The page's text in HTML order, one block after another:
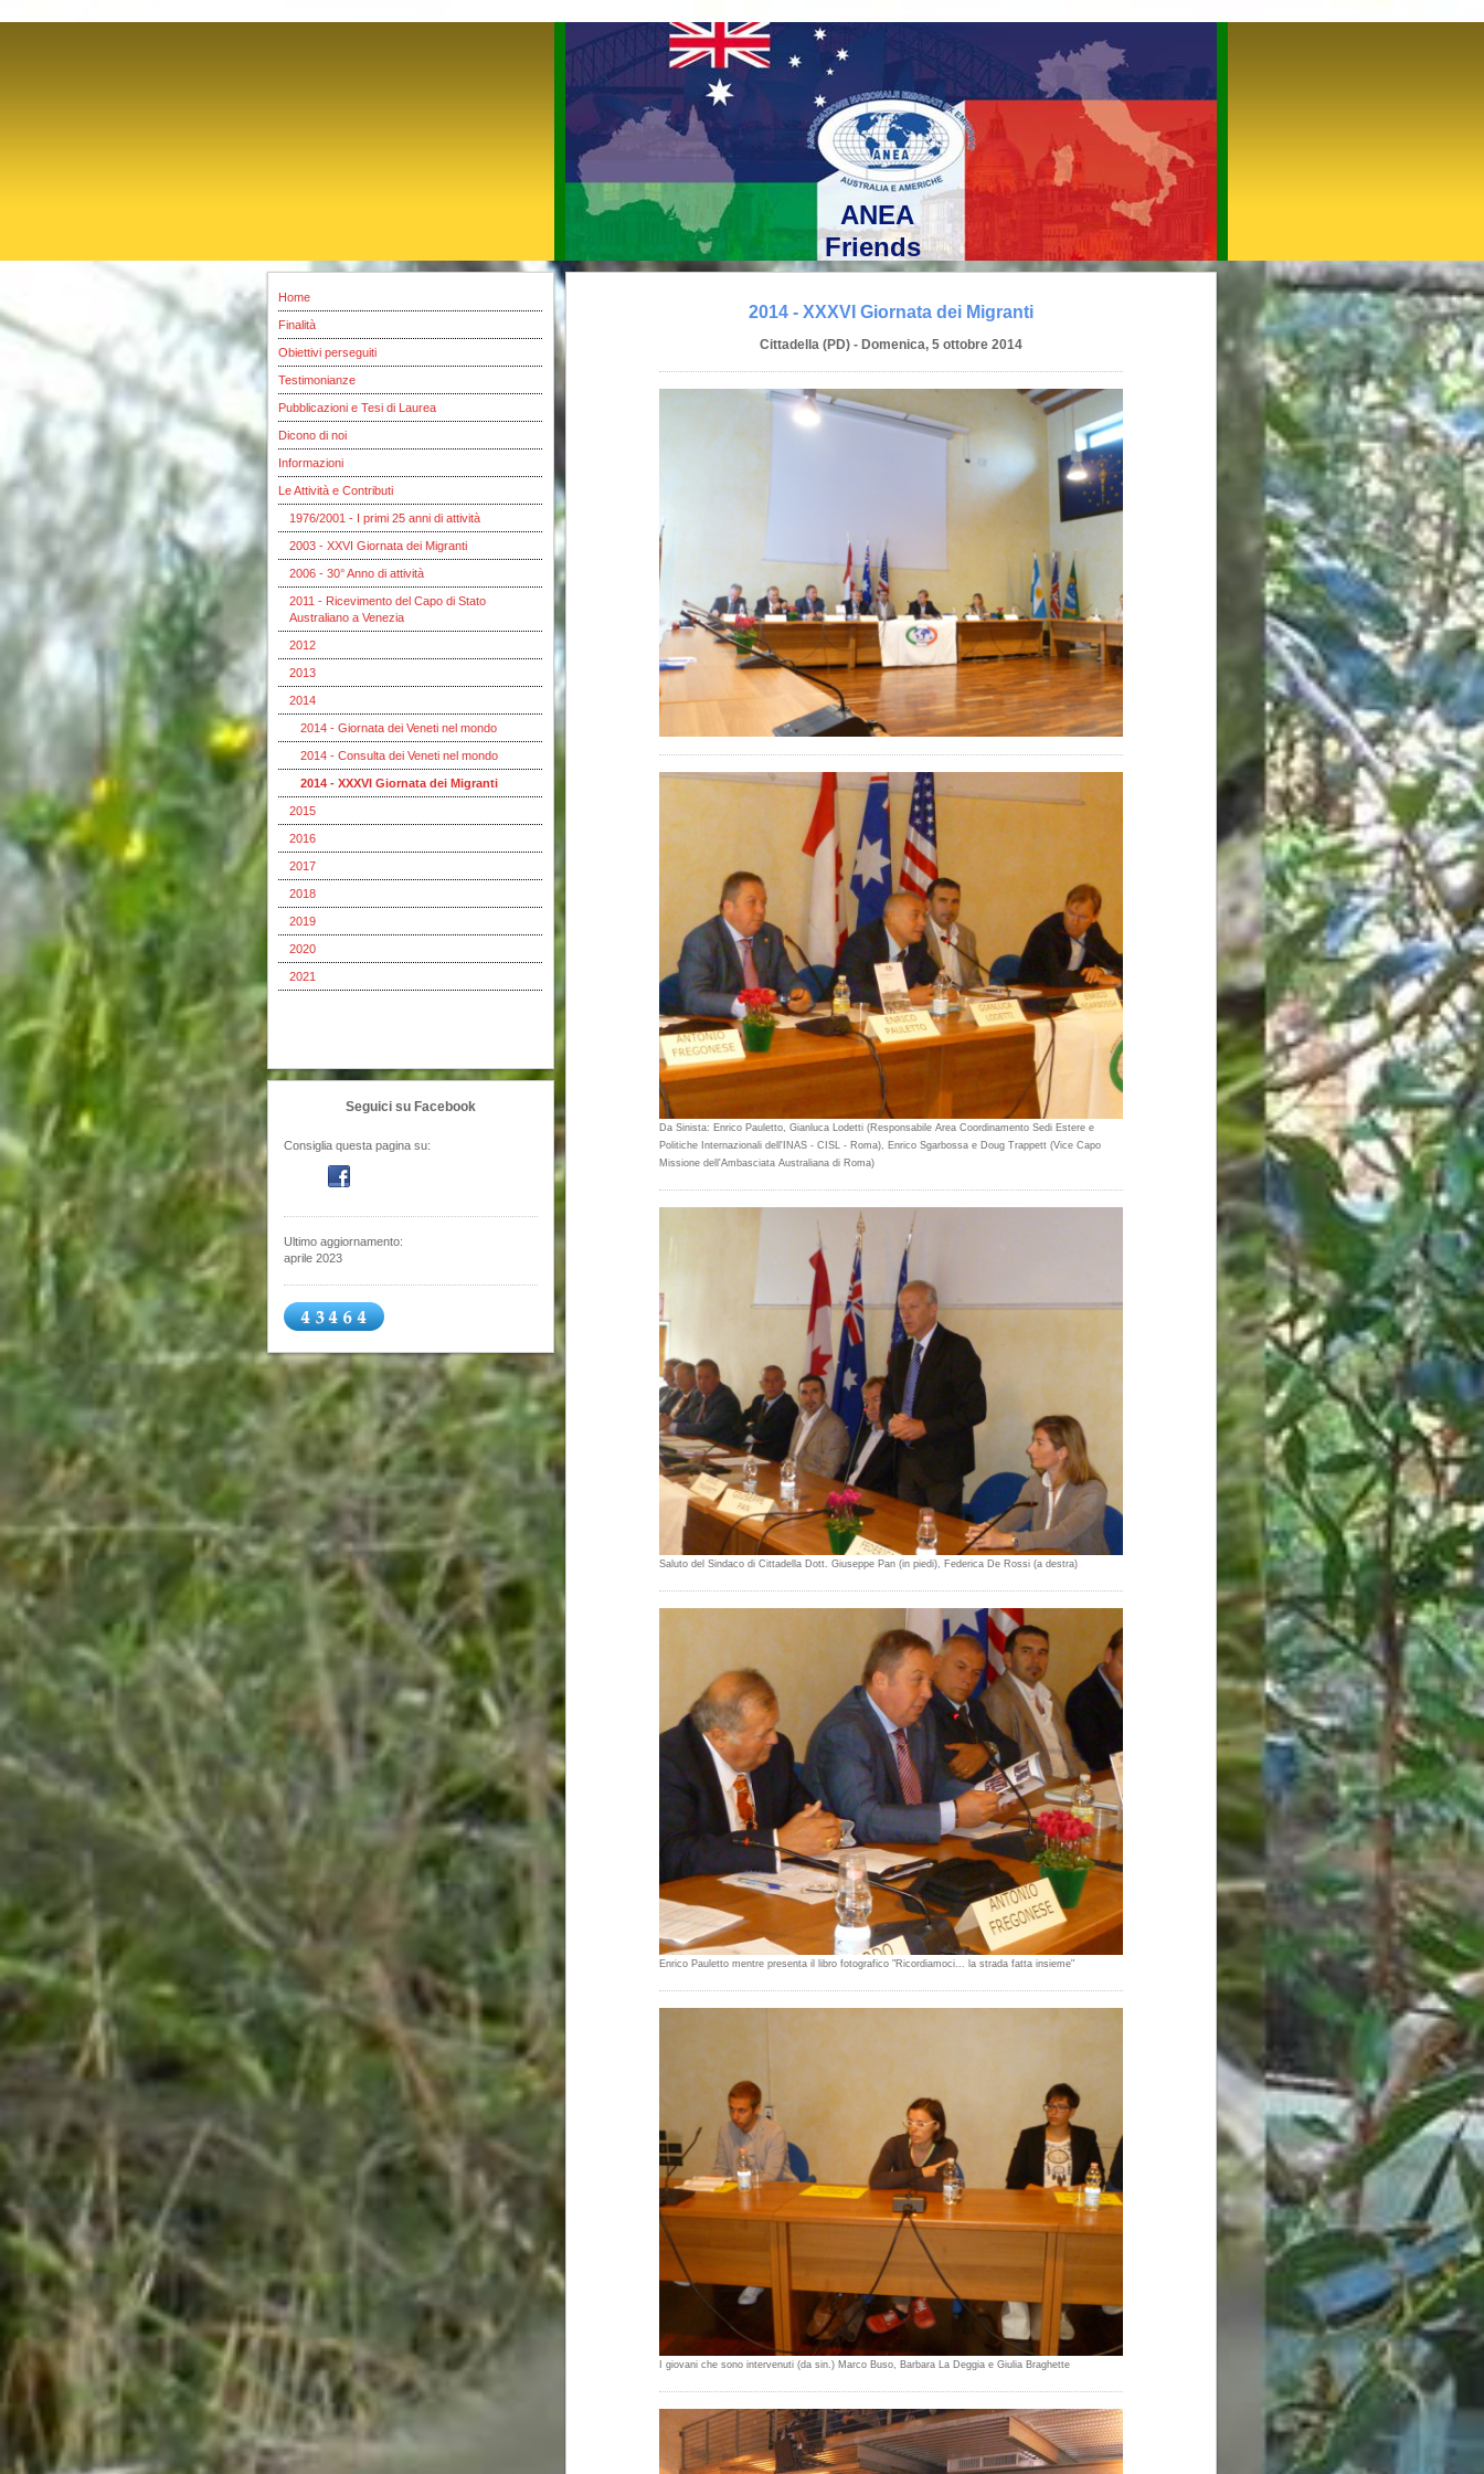
ANEA
Friends
Home
Finalità
Obiettivi perseguiti
Testimonianze
Pubblicazioni e Tesi di Laurea
Dicono di noi
Informazioni
Le Attività e Contributi
1976/2001 - I primi 25 anni di attività
2003 - XXVI Giornata dei Migranti
2006 - 30° Anno di attività
2011 - Ricevimento del Capo di Stato
Australiano a Venezia
2012
2013
2014
2014 - Giornata dei Veneti nel mondo
2014 - Consulta dei Veneti nel mondo
2014 - XXXVI Giornata dei Migranti
2015
2016
2017
2018
2019
2020
2021
Seguici su Facebook
Consiglia questa pagina su:
Ultimo aggiornamento:
aprile 2023
2014 - XXXVI Giornata dei Migranti
Cittadella (PD) - Domenica, 5 ottobre 2014
Da Sinista: Enrico Pauletto, Gianluca Lodetti (Responsabile Area Coordinamento Sedi Estere e
Politiche Internazionali dell'INAS - CISL - Roma), Enrico Sgarbossa e Doug Trappett (Vice Capo
Missione dell'Ambasciata Australiana di Roma)
Saluto del Sindaco di Cittadella Dott. Giuseppe Pan (in piedi), Federica De Rossi (a destra)
Enrico Pauletto mentre presenta il libro fotografico "Ricordiamoci... la strada fatta insieme"
I giovani che sono intervenuti (da sin.) Marco Buso, Barbara La Deggia e Giulia Braghette